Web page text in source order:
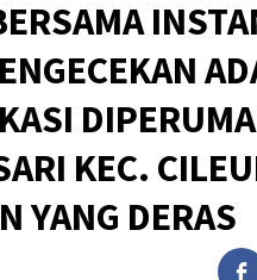
KEC.
YANG DERAS